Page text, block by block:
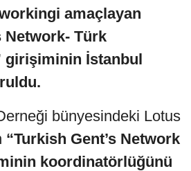
amaçlayan
Network- Türk
girişiminin İstanbul
bünyesindeki Lotus
“Turkish Gent’s Network
koordinatörlüğünü